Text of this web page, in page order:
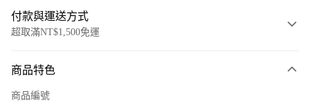
付款與運送方式
超取滿NT$1,500免運
信用卡一次付款
商品特色
商品編號